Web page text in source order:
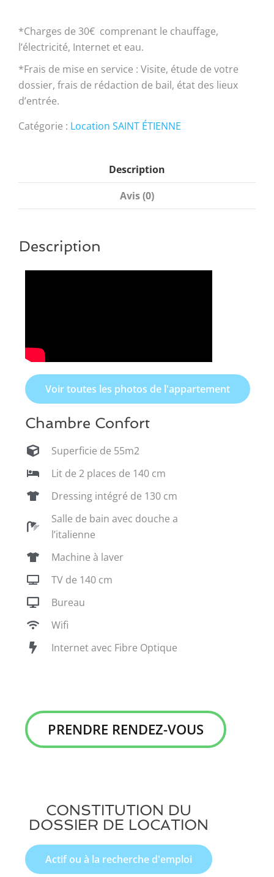
*Charges de 30€ comprenant le chauffage,
l’électricité, Internet et eau.
*Frais de mise en service : Visite, étude de votre
dossier, frais de rédaction de bail, état des lieux
d’entrée.
Catégorie : Location SAINT ÉTIENNE
Description
Avis (0)
Description
Voir toutes les photos de l'appartement
Chambre Confort
Superficie de 55m2
Lit de 2 places de 140 cm
Dressing intégré de 130 cm
Salle de bain avec douche a
l’italienne
Machine à laver
TV de 140 cm
Bureau
Wifi
Internet avec Fibre Optique
PRENDRE RENDEZ-VOUS
CONSTITUTION DU
DOSSIER DE LOCATION
Actif ou à la recherche d'emploi